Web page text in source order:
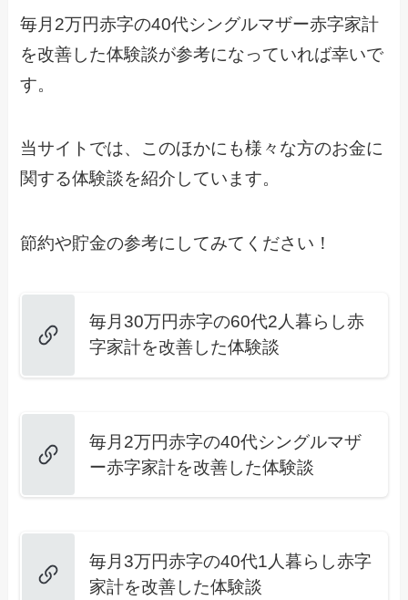
毎月2万円赤字の40代シングルマザー赤字家計
を改善した体験談が参考になっていれば幸いで
す。
当サイトでは、このほかにも様々な方のお金に
関する体験談を紹介しています。
節約や貯金の参考にしてみてください！
毎月30万円赤字の60代2人暮らし赤
字家計を改善した体験談
毎月2万円赤字の40代シングルマザ
ー赤字家計を改善した体験談
毎月3万円赤字の40代1人暮らし赤字
家計を改善した体験談